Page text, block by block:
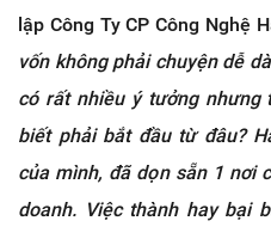
lập Công Ty CP Công Nghệ
vốn không phải chuyện dễ
có rất nhiều ý tưởng nhưng
biết phải bắt đầu từ đâu?
của mình, đã dọn sẵn 1 nơi
doanh. Việc thành hay bại